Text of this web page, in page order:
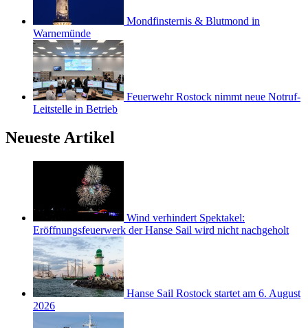
Mondfinsternis & Blutmond in
Warnemünde
Feuerwehr Rostock nimmt neue Notruf-
Leitstelle in Betrieb
Neueste Artikel
Wind verhindert Spektakel:
Eröffnungsfeuerwerk der Hanse Sail wird nicht nachgeholt
Hanse Sail Rostock startet am 6. August
2026